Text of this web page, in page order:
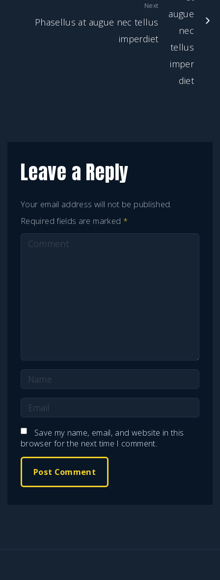
Next
Phasellus at augue nec tellus
imperdiet
Leave a Reply
Your email address will not be published.
Required fields are marked *
e
*
a
i
*
Save my name, email, and website in this
browser for the next time I comment.